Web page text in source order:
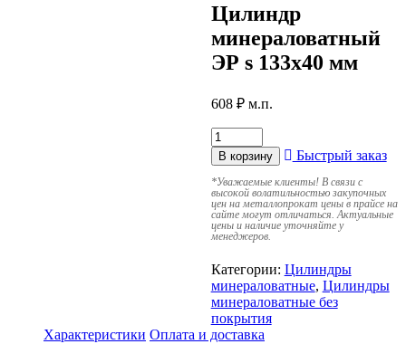
Цилиндр
минераловатный
ЭР s 133х40 мм
608 ₽ м.п.
В корзину Быстрый заказ
*Уважаемые клиенты! В связи с
высокой волатильностью закупочных
цен на металлопрокат цены в прайсе на
сайте могут отличаться. Актуальные
цены и наличие уточняйте у
менеджеров.
Категории: Цилиндры
минераловатные, Цилиндры
минераловатные без
покрытия
Характеристики Оплата и доставка